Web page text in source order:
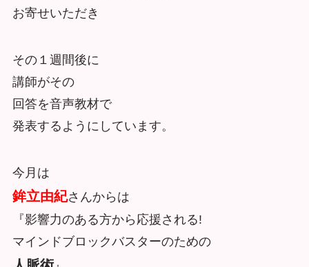
お寄せいただき
その１週間後に
講師がその
回答を音声教材で
発表するようにしています。
今月は
鉾立由紀さんからは
『影響力のある方から応援される!
マインドブロックバスターのための